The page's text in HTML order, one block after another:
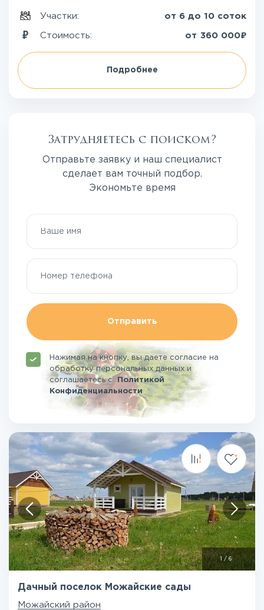
Участки: от 6 до 10 соток
Стоимость: от 360 000₽
Подробнее
Затрудняетесь с поиском?
Отправьте заявку и наш специалист
сделает вам точный подбор.
Экономьте время
Отправить
Нажимая на кнопку, вы даете согласие на
обработку персональных данных и
соглашаетесьсПолитикой
Конфиденциальности
/ 6
Дачный поселок Можайские сады
Можайский район